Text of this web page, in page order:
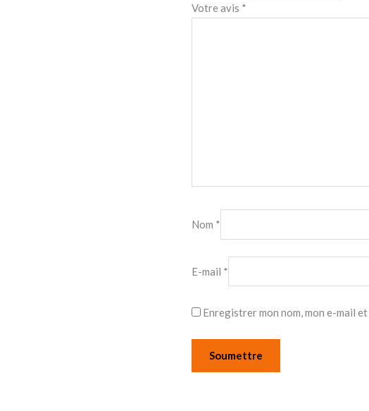
Votre avis *
Nom *
E-mail *
Enregistrer mon nom, mon e-mail